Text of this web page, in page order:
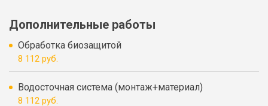
Дополнительные работы
Обработка биозащитой
8 112 руб.
Водосточная система (монтаж+материал)
8 112 руб.